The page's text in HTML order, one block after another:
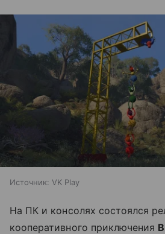
Источник: VK Play
На ПК и консолях состоялся
кооперативного приключения